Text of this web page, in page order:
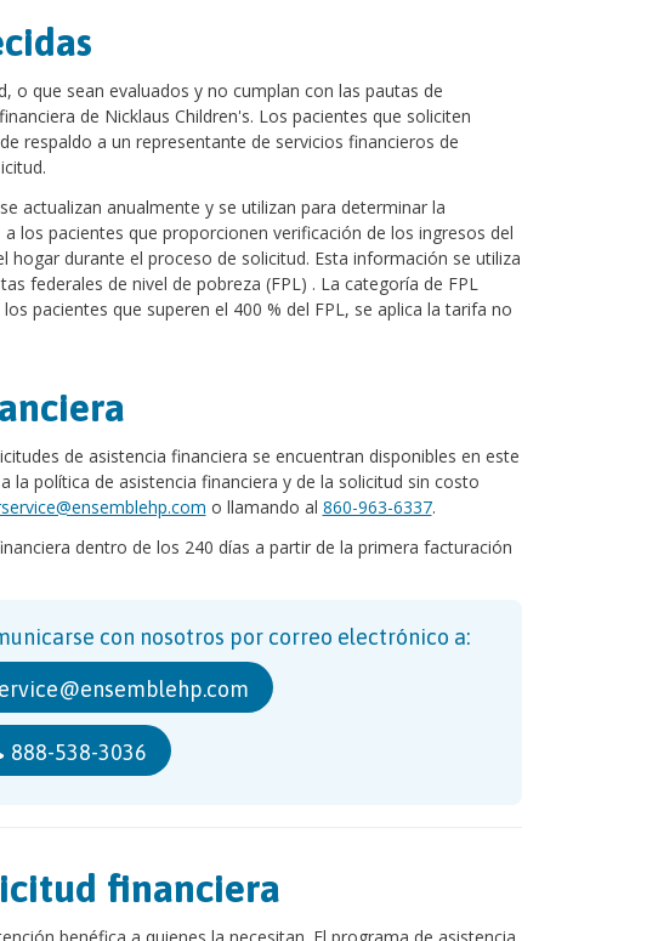
o que sean evaluados y no cumplan con las pautas de
de Nicklaus Children's. Los pacientes que soliciten
respaldo a un representante de servicios financieros de
actualizan anualmente y se utilizan para determinar la
los pacientes que proporcionen verificación de los ingresos del
durante el proceso de solicitud. Esta información se utiliza
federales de nivel de pobreza (FPL) . La categoría de FPL
pacientes que superen el 400 % del FPL, se aplica la tarifa no
de asistencia financiera se encuentran disponibles en este
política de asistencia financiera y de la solicitud sin costo
o llamando al 860-963-6337.
dentro de los 240 días a partir de la primera facturación
con nosotros por correo electrónico a:
888-538-3036
financiera
benéfica a quienes la necesitan. El programa de asistencia